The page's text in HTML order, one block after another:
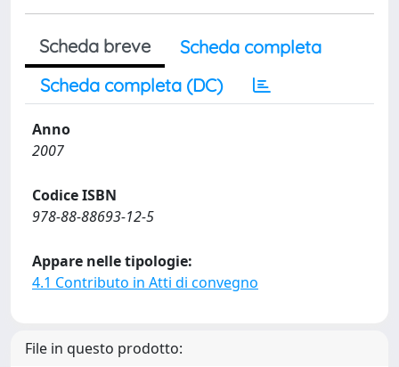
Scheda breve
Scheda completa
Scheda completa (DC)
Anno
2007
Codice ISBN
978-88-88693-12-5
Appare nelle tipologie:
4.1 Contributo in Atti di convegno
File in questo prodotto: